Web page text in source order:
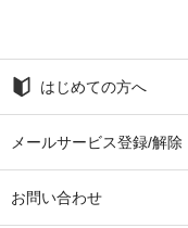
はじめての方へ
メールサービス登録/解除
お問い合わせ